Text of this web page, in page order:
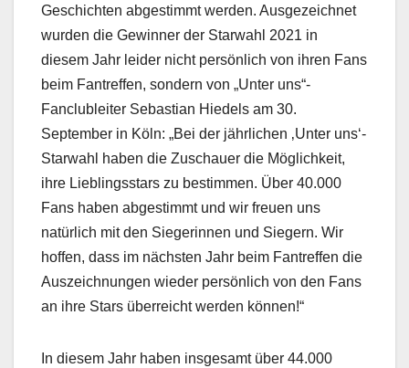
Geschichten abgestimmt werden. Ausgezeichnet
wurden die Gewinner der Starwahl 2021 in
diesem Jahr leider nicht persönlich von ihren Fans
beim Fantreffen, sondern von „Unter uns“-
Fanclubleiter Sebastian Hiedels am 30.
September in Köln: „Bei der jährlichen ‚Unter uns‘-
Starwahl haben die Zuschauer die Möglichkeit,
ihre Lieblingsstars zu bestimmen. Über 40.000
Fans haben abgestimmt und wir freuen uns
natürlich mit den Siegerinnen und Siegern. Wir
hoffen, dass im nächsten Jahr beim Fantreffen die
Auszeichnungen wieder persönlich von den Fans
an ihre Stars überreicht werden können!“
In diesem Jahr haben insgesamt über 44.000